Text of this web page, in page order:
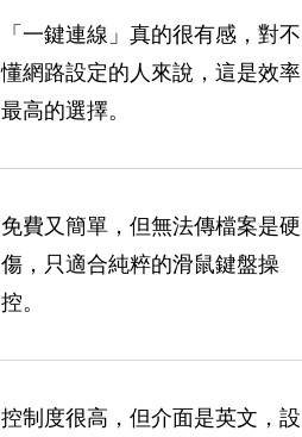
「一鍵連線」真的很有感，對不
懂網路設定的人來說，這是效率
最高的選擇。
免費又簡單，但無法傳檔案是硬
傷，只適合純粹的滑鼠鍵盤操
控。
控制度很高，但介面是英文，設